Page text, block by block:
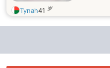
Tynah41 岁